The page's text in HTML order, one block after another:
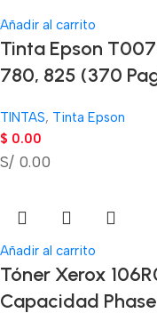
Añadir al carrito
Tinta Epson
780, 825 (370
TINTAS, Tinta Epson
$ 0.00
S/ 0.00
Añadir al carrito
Tóner Xerox
Capacidad